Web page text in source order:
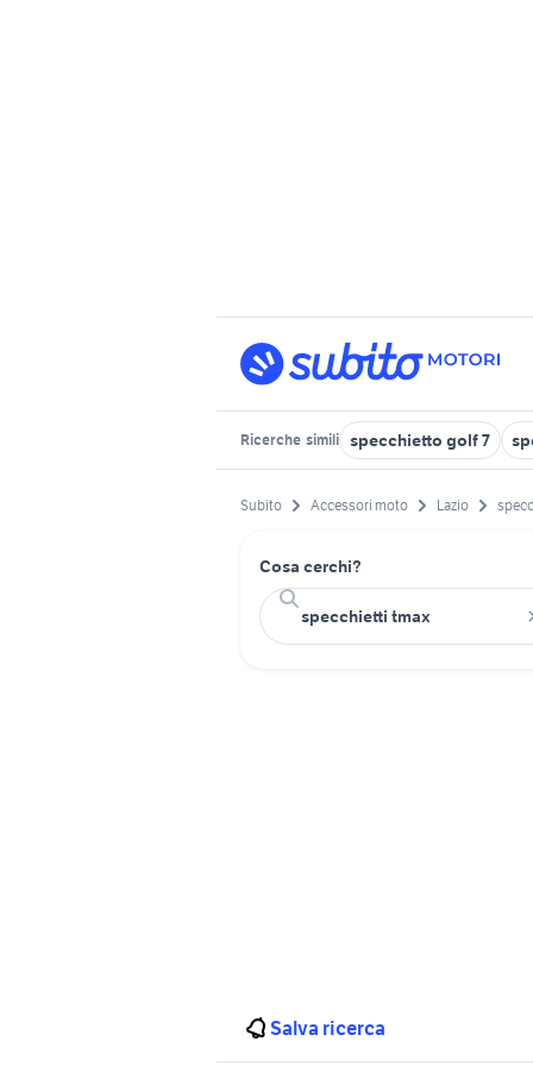
Ricerche simili specchietto golf 7
Subito Accessori moto Lazio
Cosa cerchi?
Salva ricerca